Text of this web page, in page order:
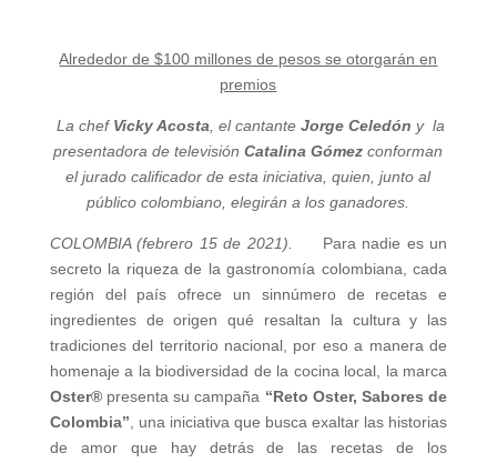
Alrededor de $100 millones de pesos se otorgarán en
premios
La chef Vicky Acosta , el cantante Jorge Celedón y la
presentadora de televisiónCatalina Gómez conforman
el jurado calificador de esta iniciativa, quien, junto al
público colombiano, elegirán a los ganadores.
COLOMBIA (febrero 15 de 2021).
Para nadie es un
secreto la riqueza de la gastronomía colombiana, cada
región del país ofrece un sinnúmero de recetas e
ingredientes de origen qué resaltan la cultura y las
tradiciones del territorio nacional, por eso a manera de
homenaje a la biodiversidad de la cocina local, la marca
Oster® presenta su campaña “Reto Oster, Sabores de
Colombia” , una iniciativa que busca exaltar las historias
de amor que hay detrás de las recetas de los